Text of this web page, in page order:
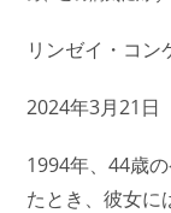
リンゼイ・コン
2024年3月21日
1994年、44歳
たとき、彼女に